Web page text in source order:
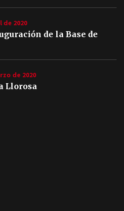
de 2020
de la Base de
de 2020
Llorosa